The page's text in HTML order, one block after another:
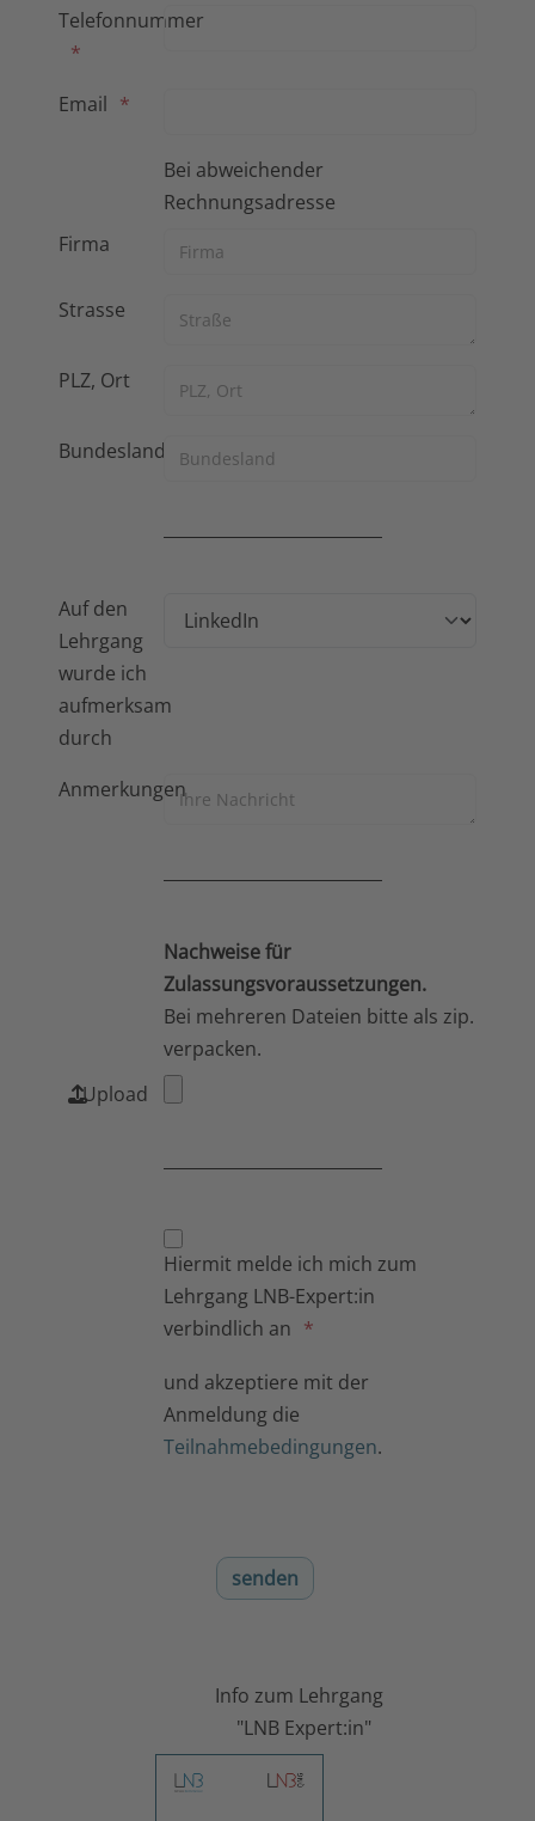
Telefonnummer
Email
Bei abweichender
Rechnungsadresse
Firma
Strasse
PLZ, Ort
Bundesland
Auf den
Lehrgang
wurde ich
aufmerksam
durch
Anmerkungen
Nachweise für
Zulassungsvoraussetzungen.
Bei mehreren Dateien bitte als zip.
verpacken.
Upload
Hiermit melde ich mich zum
Lehrgang LNB-Expert:in
verbindlich an
und akzeptiere mit der
Anmeldung die
Teilnahmebedingungen.
Info zum Lehrgang
"LNB Expert:in"